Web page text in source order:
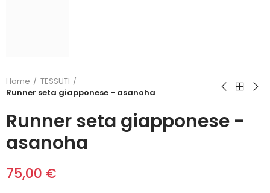
Home
TESSUTI
Runner seta giapponese - asanoha
Runner seta giapponese -
asanoha
75,00 €